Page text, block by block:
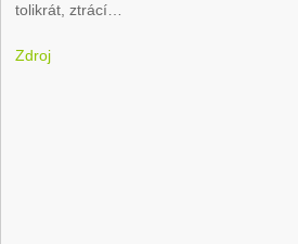
tolikrát, ztrácí…
Zdroj